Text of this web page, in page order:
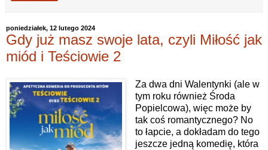
poniedziałek, 12 lutego 2024
Gdy już masz swoje lata, czyli Miłość jak
miód i Teściowie 2
Za dwa dni Walentynki (ale w
tym roku również Środa
Popielcowa), więc może by
tak coś romantycznego? No
to łapcie, a dokładam do tego
jeszcze jedną komedię, która